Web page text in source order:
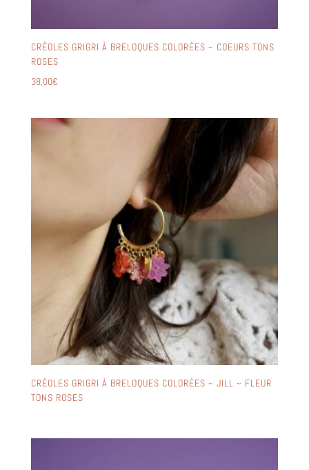
CRÉOLES GRIGRI À BRELOQUES COLORÉES ~ COEURS TONS
ROSES
38,00€
CRÉOLES GRIGRI À BRELOQUES COLORÉES ~ JILL ~ FLEUR
TONS ROSES